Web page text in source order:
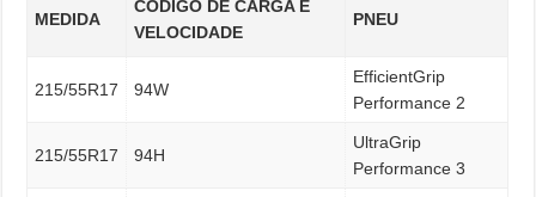
MEDIDA
CÓDIGO DE CARGA E
VELOCIDADE
PNEU
215/55R17 94W
EfficientGrip
Performance 2
215/55R17 94H
UltraGrip
Performance 3